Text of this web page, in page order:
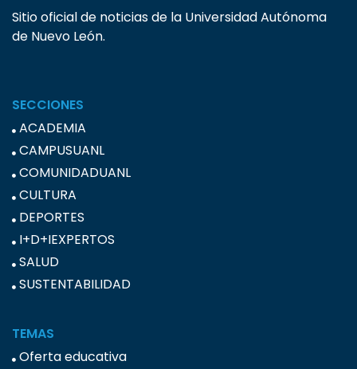
Sitio oficial de noticias de la Universidad Autónoma
de Nuevo León.
SECCIONES
ACADEMIA
CAMPUSUANL
COMUNIDADUANL
CULTURA
DEPORTES
I+D+IEXPERTOS
SALUD
SUSTENTABILIDAD
TEMAS
Oferta educativa